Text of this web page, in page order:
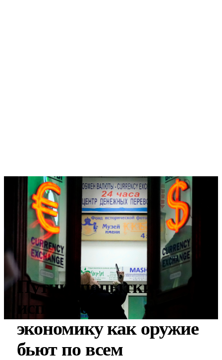
Путин: попытки
использовать
экономику как оружие
бьют по всем